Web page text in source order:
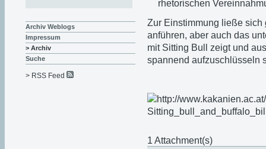
rhetorischen
Zur Einstimmung ließe sich
anführen, aber auch das
mit Sitting Bull zeigt und
spannend aufzuschlüsseln
1 Attachment(s)
Archiv Weblogs
Impressum
> Archiv
Suche
> RSS Feed